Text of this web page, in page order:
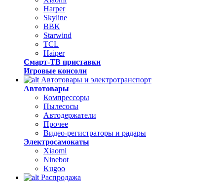
Harper
Skyline
BBK
Starwind
TCL
Haiper
Смарт-ТВ приставки
Игровые консоли
Автотовары и электротранспорт
Автотовары
Компрессоры
Пылесосы
Автодержатели
Прочее
Видео-регистраторы и радары
Электросамокаты
Xiaomi
Ninebot
Kugoo
Распродажа